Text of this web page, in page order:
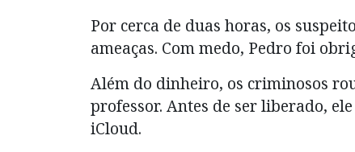
Por cerca de duas horas, os
ameaças. Com medo, Pedro foi
Além do dinheiro, os criminosos
professor. Antes de ser liberado,
iCloud.